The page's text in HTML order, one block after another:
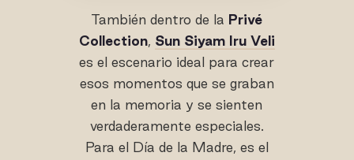
También dentro de la Privé
Collection, Sun Siyam Iru Veli
es el escenario ideal para crear
esos momentos que se graban
en la memoria y se sienten
verdaderamente especiales.
Para el Día de la Madre, es el